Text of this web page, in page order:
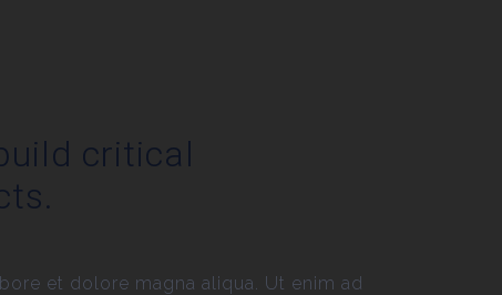
critical
et dolore magna aliqua. Ut enim ad